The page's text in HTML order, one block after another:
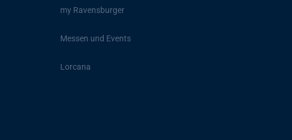
my Ravensburger
Messen und Events
Lorcana